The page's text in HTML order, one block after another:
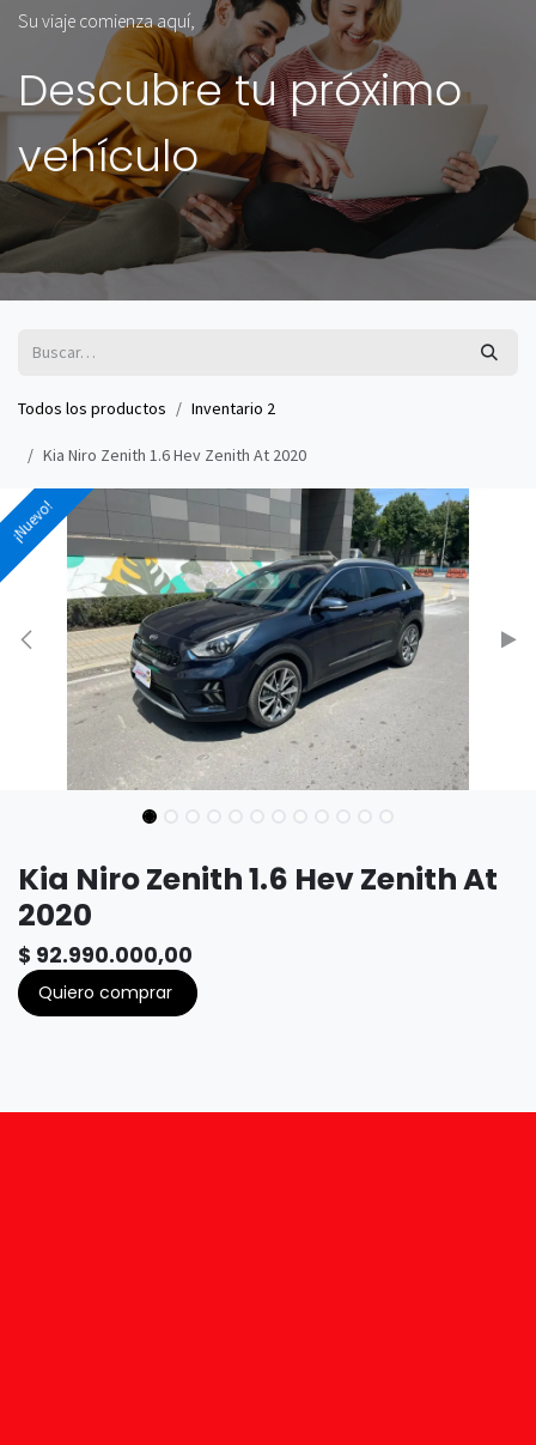
Su viaje comienza aquí,
Descubre tu próximo
vehículo
Todos los productos Inventario 2
Kia Niro Zenith 1.6 Hev Zenith At 2020
¡Nuevo!
¡Nuevo!
Kia Niro Zenith 1.6 Hev Zenith At
2020
$ 92.990.000,00
Quiero comprar